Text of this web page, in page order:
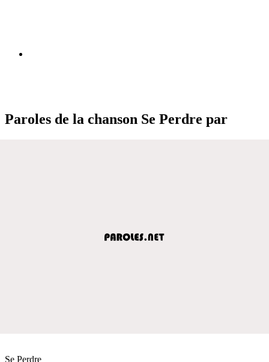
Paroles de la chanson Se Perdre par
Se Perdre